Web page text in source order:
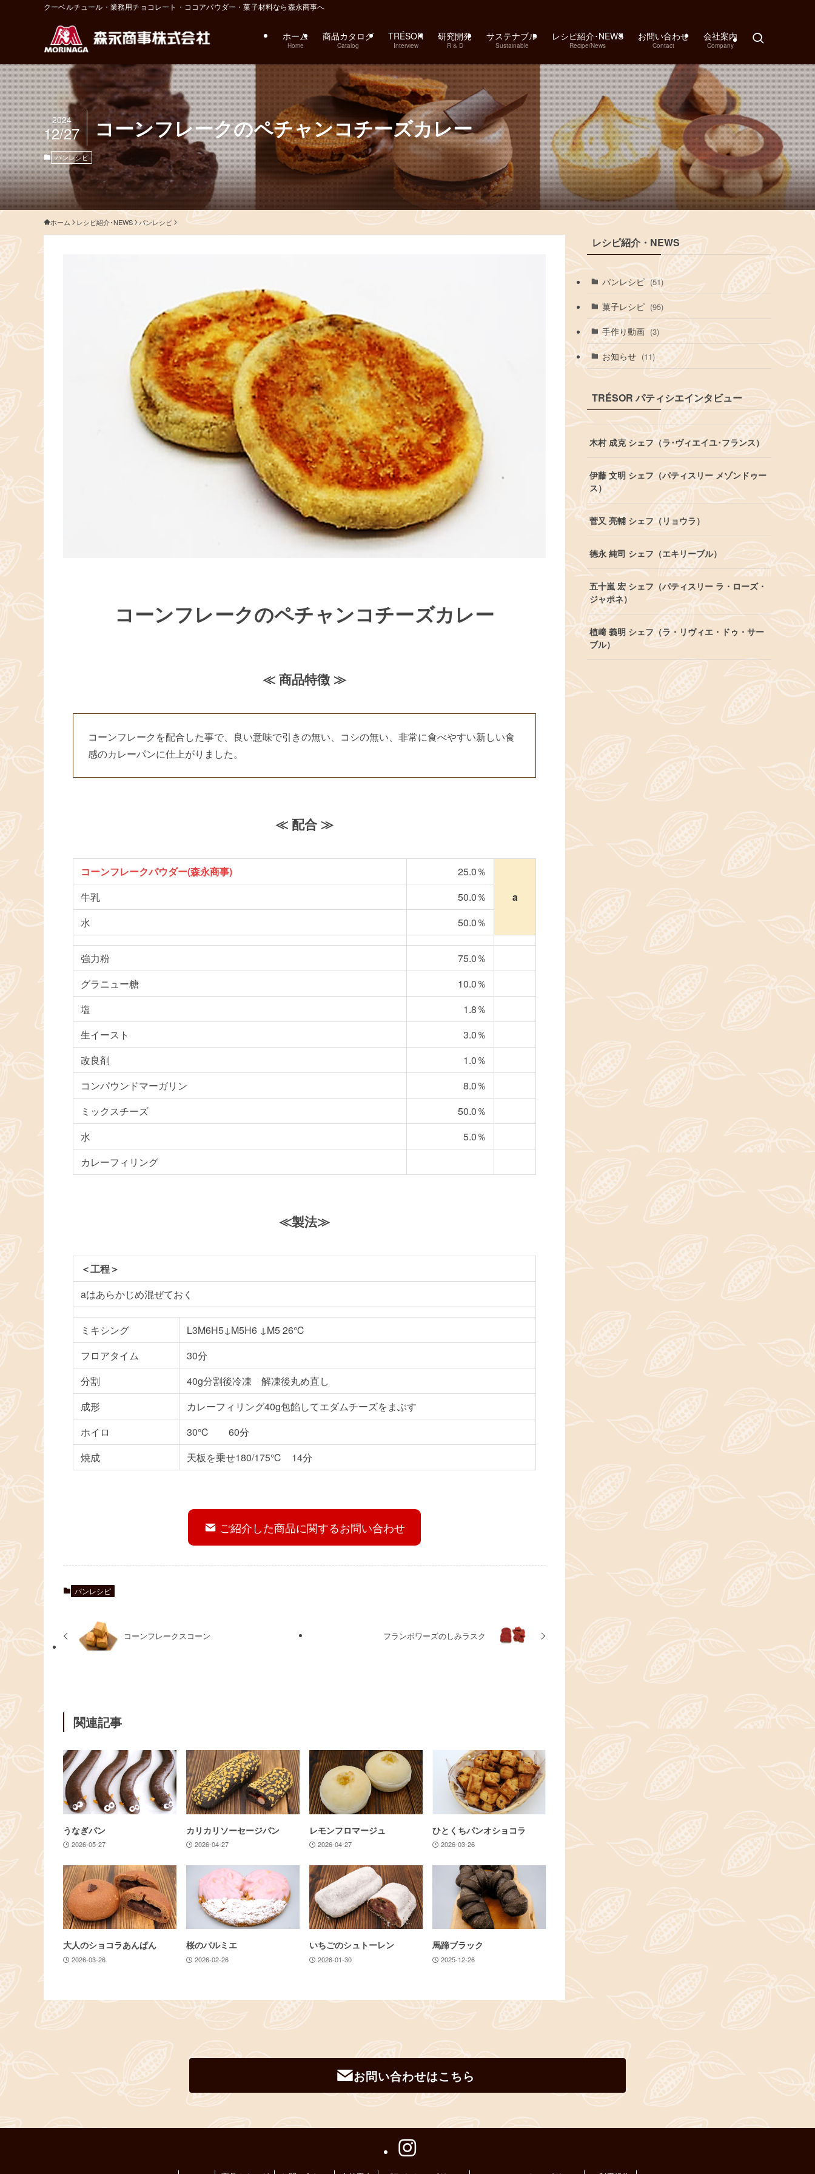
クーベルチュール・業務用チョコレート・ココアパウダー・菓子材料なら森永商事へ
ホーム
Home
商品カタログ
Catalog
TRÉSOR
Interview
研究開発
R & D
サステナブル
Sustainable
レシピ紹介･NEWS
Recipe/News
お問い合わせ
Contact
会社案内
Company
コーンフレークのペチャンコチーズカレー
2024
12/27
パンレシピ
ホーム レシピ紹介･NEWS パンレシピ
コーンフレークのペチャンコチーズカレー
≪ 商品特徴 ≫
コーンフレークを配合した事で、良い意味で引きの無い、コシの無い、非常に食べやすい新しい食
感のカレーパンに仕上がりました。
≪ 配合 ≫
コーンフレークパウダー(森永商事)
25.0％
a
牛乳
50.0％
水
50.0％
強力粉
75.0％
グラニュー糖
10.0％
塩
1.8％
生イースト
3.0％
改良剤
1.0％
コンパウンドマーガリン
8.0％
ミックスチーズ
50.0％
水
5.0％
カレーフィリング
≪製法≫
＜工程＞
aはあらかじめ混ぜておく
ミキシング
L3M6H5↓M5H6 ↓M5 26℃
フロアタイム
30分
分割
40g分割後冷凍 解凍後丸め直し
成形
カレーフィリング40g包餡してエダムチーズをまぶす
ホイロ
30℃ 60分
焼成
天板を乗せ180/175℃ 14分
ご紹介した商品に関するお問い合わせ
パンレシピ
コーンフレークスコーン フランボワーズのしみラスク
関連記事
うなぎパン
2026-05-27
カリカリソーセージパン
2026-04-27
レモンフロマージュ
2026-04-27
ひとくちパンオショコラ
2026-03-26
大人のショコラあんぱん
2026-03-26
桜のパルミエ
2026-02-26
いちごのシュトーレン
2026-01-30
馬蹄ブラック
2025-12-26
レシピ紹介・NEWS
パンレシピ (51)
菓子レシピ (95)
手作り動画 (3)
お知らせ (11)
TRÉSOR パティシエインタビュー
木村 成克 シェフ（ラ･ヴィエイユ･フランス）
伊藤 文明 シェフ（パティスリー メゾンドゥー
ス）
菅又 亮輔 シェフ（リョウラ）
德永 純司 シェフ（エキリーブル）
五十嵐 宏 シェフ（パティスリー ラ・ローズ・
ジャポネ）
植﨑 義明 シェフ（ラ・リヴィエ・ドゥ・サー
ブル）
お問い合わせはこちら